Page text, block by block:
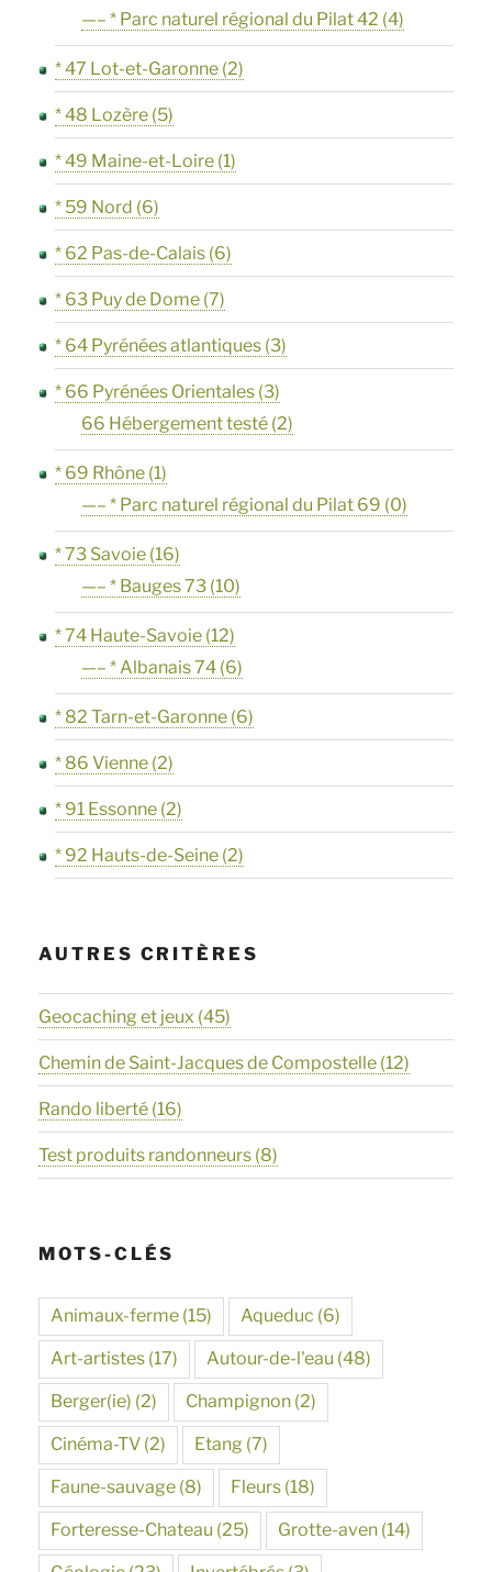
—– * Parc naturel régional du Pilat 42 (4)
* 47 Lot-et-Garonne (2)
* 48 Lozère (5)
* 49 Maine-et-Loire (1)
* 59 Nord (6)
* 62 Pas-de-Calais (6)
* 63 Puy de Dome (7)
* 64 Pyrénées atlantiques (3)
* 66 Pyrénées Orientales (3)
66 Hébergement testé (2)
* 69 Rhône (1)
—– * Parc naturel régional du Pilat 69 (0)
* 73 Savoie (16)
—– * Bauges 73 (10)
* 74 Haute-Savoie (12)
—– * Albanais 74 (6)
* 82 Tarn-et-Garonne (6)
* 86 Vienne (2)
* 91 Essonne (2)
* 92 Hauts-de-Seine (2)
AUTRES CRITÈRES
Geocaching et jeux (45)
Chemin de Saint-Jacques de Compostelle (12)
Rando liberté (16)
Test produits randonneurs (8)
MOTS-CLÉS
Animaux-ferme (15) Aqueduc (6)
Art-artistes (17) Autour-de-l'eau (48)
Berger(ie) (2) Champignon (2)
Cinéma-TV (2) Etang (7)
Faune-sauvage (8) Fleurs (18)
Forteresse-Chateau (25) Grotte-aven (14)